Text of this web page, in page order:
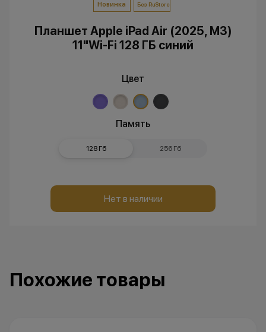
Новинка Без RuStore
Планшет Apple iPad Air (2025, M3)
11"Wi-Fi 128 ГБ синий
Цвет
Память
128 Гб 256 Гб
Нет в наличии
Похожие товары